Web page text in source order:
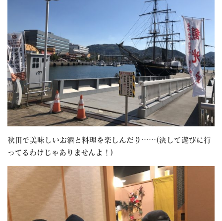
秋田で美味しいお酒と料理を楽しんだり……(決して遊びに行
ってるわけじゃありませんよ！)